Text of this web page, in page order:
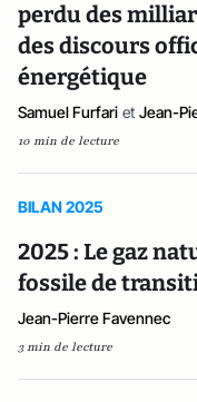
perdu des
des discours
énergétique
Samuel Furfari et Jean-
10 min de lecture
BILAN 2025
2025 : Le gaz
fossile de
Jean-Pierre Favennec
3 min de lecture